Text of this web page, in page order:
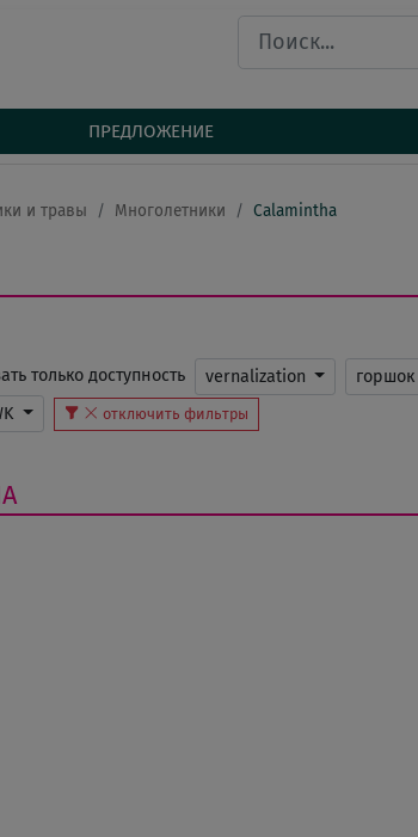
ПРЕДЛОЖЕНИЕ
и травы Многолетники Calamintha
только доступность vernalization горшок
отключить фильтры